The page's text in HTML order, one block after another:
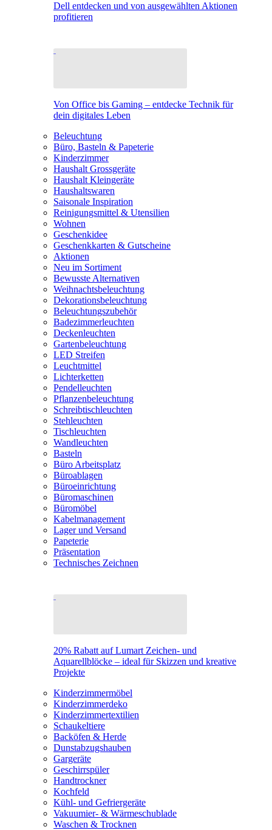
Dell entdecken und von ausgewählten Aktionen
profitieren
Von Office bis Gaming – entdecke Technik für
dein digitales Leben
Beleuchtung
Büro, Basteln & Papeterie
Kinderzimmer
Haushalt Grossgeräte
Haushalt Kleingeräte
Haushaltswaren
Saisonale Inspiration
Reinigungsmittel & Utensilien
Wohnen
Geschenkidee
Geschenkkarten & Gutscheine
Aktionen
Neu im Sortiment
Bewusste Alternativen
Weihnachtsbeleuchtung
Dekorationsbeleuchtung
Beleuchtungszubehör
Badezimmerleuchten
Deckenleuchten
Gartenbeleuchtung
LED Streifen
Leuchtmittel
Lichterketten
Pendelleuchten
Pflanzenbeleuchtung
Schreibtischleuchten
Stehleuchten
Tischleuchten
Wandleuchten
Basteln
Büro Arbeitsplatz
Büroablagen
Büroeinrichtung
Büromaschinen
Büromöbel
Kabelmanagement
Lager und Versand
Papeterie
Präsentation
Technisches Zeichnen
20% Rabatt auf Lumart Zeichen- und
Aquarellblöcke – ideal für Skizzen und kreative
Projekte
Kinderzimmermöbel
Kinderzimmerdeko
Kinderzimmertextilien
Schaukeltiere
Backöfen & Herde
Dunstabzugshauben
Gargeräte
Geschirrspüler
Handtrockner
Kochfeld
Kühl- und Gefriergeräte
Vakuumier- & Wärmeschublade
Waschen & Trocknen